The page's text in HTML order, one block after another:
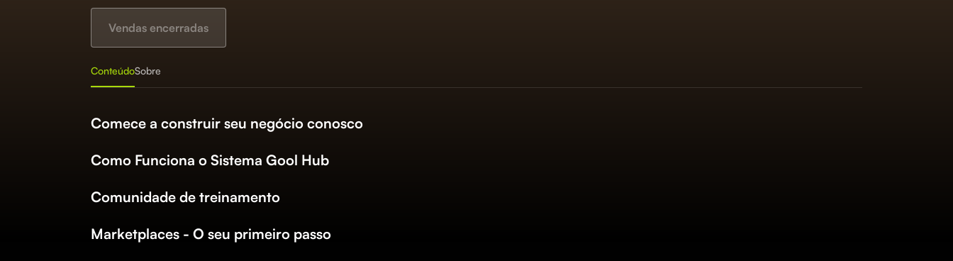
Vendas encerradas
ConteúdoSobre
Comece a construir seu negócio conosco
Como Funciona o Sistema Gool Hub
Comunidade de treinamento
Marketplaces - O seu primeiro passo